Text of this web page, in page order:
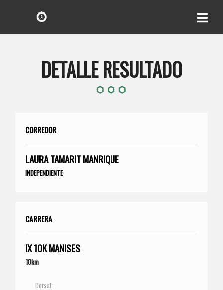
DETALLE RESULTADO
CORREDOR
LAURA TAMARIT MANRIQUE
INDEPENDIENTE
CARRERA
IX 10K MANISES
10km
Dorsal: